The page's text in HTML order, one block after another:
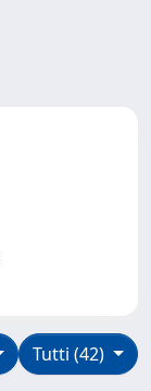
Tutti (42)